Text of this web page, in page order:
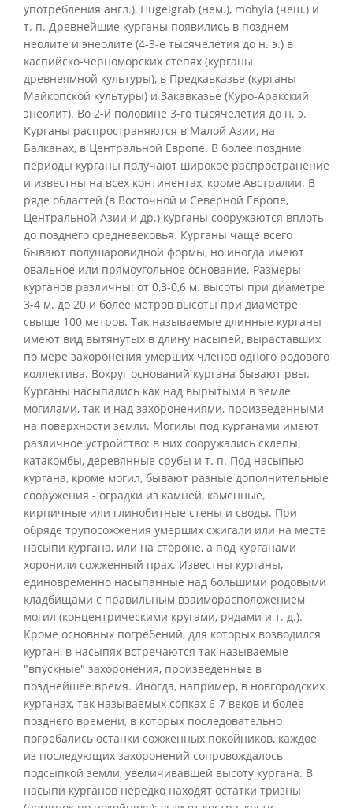
употребления англ.), Hügelgrab (нем.), mohyla (чеш.) и
т. п. Древнейшие курганы появились в позднем
неолите и энеолите (4-3-е тысячелетия до н. э.) в
каспийско-черноморских степях (курганы
древнеямной культуры), в Предкавказье (курганы
Майкопской культуры) и Закавказье (Куро-Аракский
энеолит). Во 2-й половине 3-го тысячелетия до н. э.
Курганы распространяются в Малой Азии, на
Балканах, в Центральной Европе. В более поздние
периоды курганы получают широкое распространение
и известны на всех континентах, кроме Австралии. В
ряде областей (в Восточной и Северной Европе,
Центральной Азии и др.) курганы сооружаются вплоть
до позднего средневековья. Курганы чаще всего
бывают полушаровидной формы, но иногда имеют
овальное или прямоугольное основание. Размеры
курганов различны: от 0,3-0,6 м. высоты при диаметре
3-4 м. до 20 и более метров высоты при диаметре
свыше 100 метров. Так называемые длинные курганы
имеют вид вытянутых в длину насыпей, выраставших
по мере захоронения умерших членов одного родового
коллектива. Вокруг оснований кургана бывают рвы.
Курганы насыпались как над вырытыми в земле
могилами, так и над захоронениями, произведенными
на поверхности земли. Могилы под курганами имеют
различное устройство: в них сооружались склепы,
катакомбы, деревянные срубы и т. п. Под насыпью
кургана, кроме могил, бывают разные дополнительные
сооружения - оградки из камней, каменные,
кирпичные или глинобитные стены и своды. При
обряде трупосожжения умерших сжигали или на месте
насыпи кургана, или на стороне, а под курганами
хоронили сожженный прах. Известны курганы,
единовременно насыпанные над большими родовыми
кладбищами с правильным взаиморасположением
могил (концентрическими кругами, рядами и т. д.).
Кроме основных погребений, для которых возводился
курган, в насыпях встречаются так называемые
"впускные" захоронения, произведенные в
позднейшее время. Иногда, например, в новгородских
курганах, так называемых сопках 6-7 веков и более
позднего времени, в которых последовательно
погребались останки сожженных покойников, каждое
из последующих захоронений сопровождалось
подсыпкой земли, увеличивавшей высоту кургана. В
насыпи курганов нередко находят остатки тризны